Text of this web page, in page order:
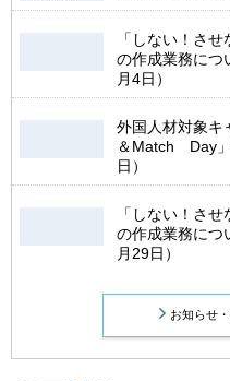
「しない！さ
の作成業務につ
月4日）
外国人材対象
＆Match Day
日）
「しない！さ
の作成業務につ
月29日）
お知らせ